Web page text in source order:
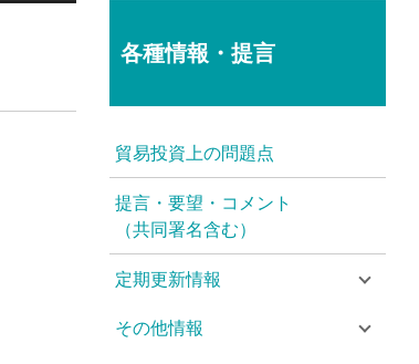
各種情報・提言
貿易投資上の問題点
提言・要望・コメント
（共同署名含む）
定期更新情報
その他情報